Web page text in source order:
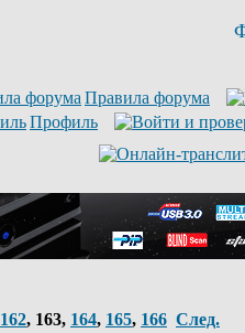
Правила форума
Профиль
162, 163, 164, 165, 166 След.